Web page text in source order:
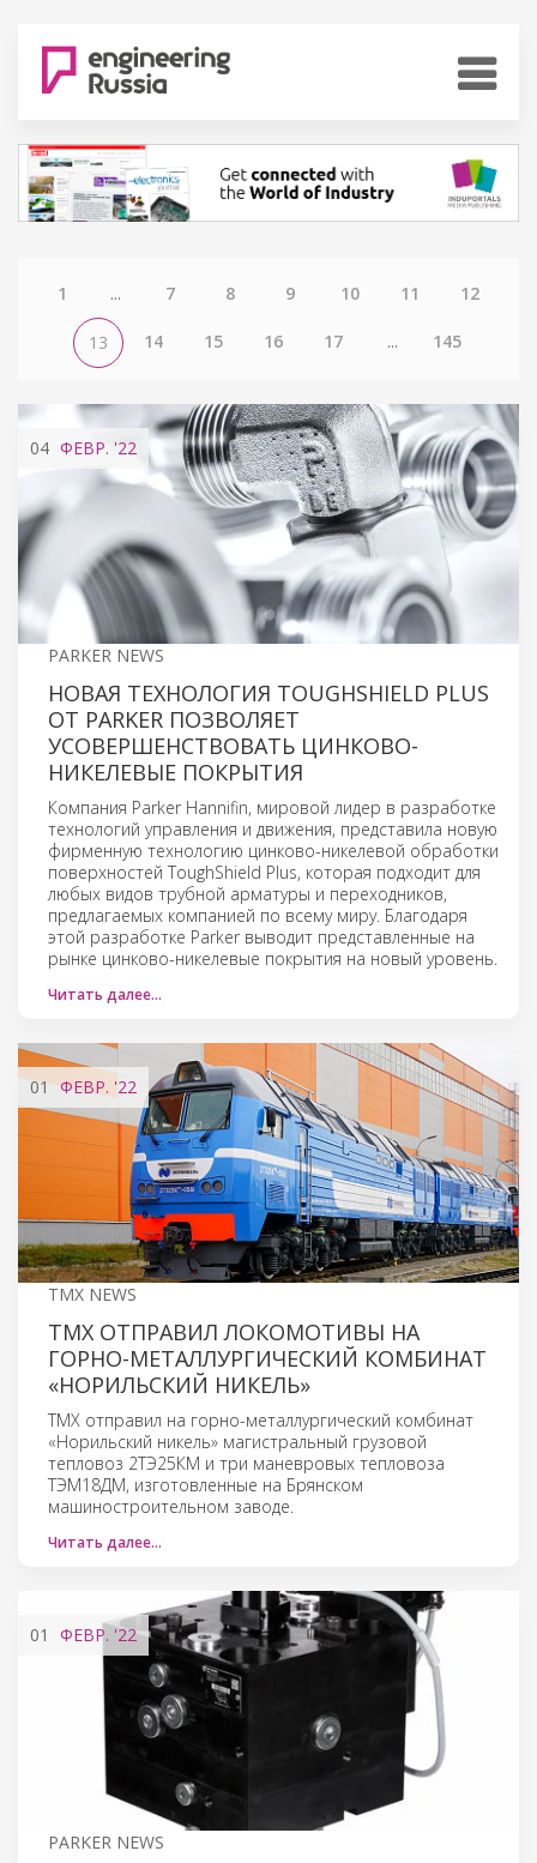
1 ... 7 8 9 10 11 12
13 14 15 16 17 ... 145
04 ФЕВР. '22
PARKER NEWS
НОВАЯ ТЕХНОЛОГИЯ TOUGHSHIELD PLUS
ОТ PARKER ПОЗВОЛЯЕТ
УСОВЕРШЕНСТВОВАТЬ ЦИНКОВО-
НИКЕЛЕВЫЕ ПОКРЫТИЯ
Компания Parker Hannifin, мировой лидер в разработке
технологий управления и движения, представила новую
фирменную технологию цинково-никелевой обработки
поверхностей ToughShield Plus, которая подходит для
любых видов трубной арматуры и переходников,
предлагаемых компанией по всему миру. Благодаря
этой разработке Parker выводит представленные на
рынке цинково-никелевые покрытия на новый уровень.
Читать далее…
01 ФЕВР. '22
TMX NEWS
ТМХ ОТПРАВИЛ ЛОКОМОТИВЫ НА
ГОРНО-МЕТАЛЛУРГИЧЕСКИЙ КОМБИНАТ
«НОРИЛЬСКИЙ НИКЕЛЬ»
ТМХ отправил на горно-металлургический комбинат
«Норильский никель» магистральный грузовой
тепловоз 2ТЭ25КМ и три маневровых тепловоза
ТЭМ18ДМ, изготовленные на Брянском
машиностроительном заводе.
Читать далее…
01 ФЕВР. '22
PARKER NEWS